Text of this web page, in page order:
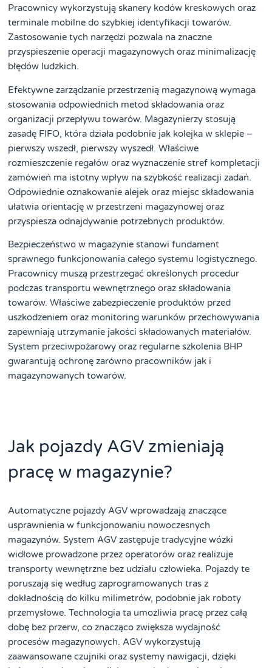
Pracownicy wykorzystują skanery kodów kreskowych oraz
terminale mobilne do szybkiej identyfikacji towarów.
Zastosowanie tych narzędzi pozwala na znaczne
przyspieszenie operacji magazynowych oraz minimalizację
błędów ludzkich.
Efektywne zarządzanie przestrzenią magazynową wymaga
stosowania odpowiednich metod składowania oraz
organizacji przepływu towarów. Magazynierzy stosują
zasadę FIFO, która działa podobnie jak kolejka w sklepie –
pierwszy wszedł, pierwszy wyszedł. Właściwe
rozmieszczenie regałów oraz wyznaczenie stref kompletacji
zamówień ma istotny wpływ na szybkość realizacji zadań.
Odpowiednie oznakowanie alejek oraz miejsc składowania
ułatwia orientację w przestrzeni magazynowej oraz
przyspiesza odnajdywanie potrzebnych produktów.
Bezpieczeństwo w magazynie stanowi fundament
sprawnego funkcjonowania całego systemu logistycznego.
Pracownicy muszą przestrzegać określonych procedur
podczas transportu wewnętrznego oraz składowania
towarów. Właściwe zabezpieczenie produktów przed
uszkodzeniem oraz monitoring warunków przechowywania
zapewniają utrzymanie jakości składowanych materiałów.
System przeciwpożarowy oraz regularne szkolenia BHP
gwarantują ochronę zarówno pracowników jak i
magazynowanych towarów.
Jak pojazdy AGV zmieniają
pracę w magazynie?
Automatyczne pojazdy AGV wprowadzają znaczące
usprawnienia w funkcjonowaniu nowoczesnych
magazynów. System AGV zastępuje tradycyjne wózki
widłowe prowadzone przez operatorów oraz realizuje
transporty wewnętrzne bez udziału człowieka. Pojazdy te
poruszają się według zaprogramowanych tras z
dokładnością do kilku milimetrów, podobnie jak roboty
przemysłowe. Technologia ta umożliwia pracę przez całą
dobę bez przerw, co znacząco zwiększa wydajność
procesów magazynowych. AGV wykorzystują
zaawansowane czujniki oraz systemy nawigacji, dzięki